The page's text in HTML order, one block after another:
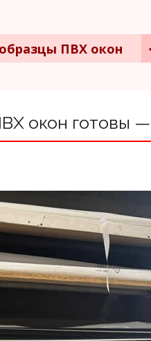
ПВХ окон
окон готовы